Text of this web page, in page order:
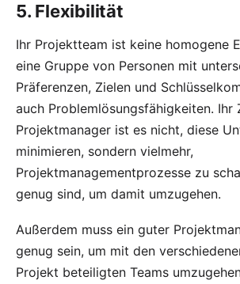
5. Flexibilität
Ihr Projektteam ist keine homogene
eine Gruppe von Personen mit
Präferenzen, Zielen und
auch Problemlösungsfähigkeiten. Ihr
Projektmanager ist es nicht, diese
minimieren, sondern vielmehr,
Projektmanagementprozesse zu
genug sind, um damit umzugehen.
Außerdem muss ein guter
genug sein, um mit den
Projekt beteiligten Teams